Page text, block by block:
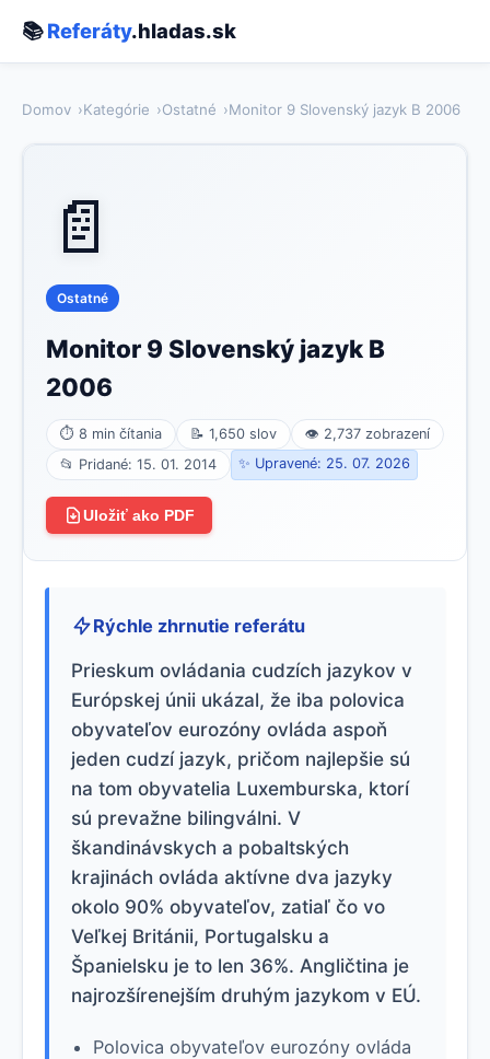
📚Referáty.hladas.sk
Domov Kategórie Ostatné Monitor 9 Slovenský jazyk B 2006
📄
Ostatné
Monitor 9 Slovenský jazyk B
2006
⏱ 8 min čítania 📝 1,650 slov
👁 2,737 zobrazení
📂 Pridané: 15. 01. 2014
✨ Upravené: 25. 07. 2026
Uložiť ako PDF
Rýchle zhrnutie referátu
Prieskum ovládania cudzích jazykov v
Európskej únii ukázal, že iba polovica
obyvateľov eurozóny ovláda aspoň
jeden cudzí jazyk, pričom najlepšie sú
na tom obyvatelia Luxemburska, ktorí
sú prevažne bilingválni. V
škandinávskych a pobaltských
krajinách ovláda aktívne dva jazyky
okolo 90% obyvateľov, zatiaľ čo vo
Veľkej Británii, Portugalsku a
Španielsku je to len 36%. Angličtina je
najrozšírenejším druhým jazykom v EÚ.
Polovica obyvateľov eurozóny ovláda